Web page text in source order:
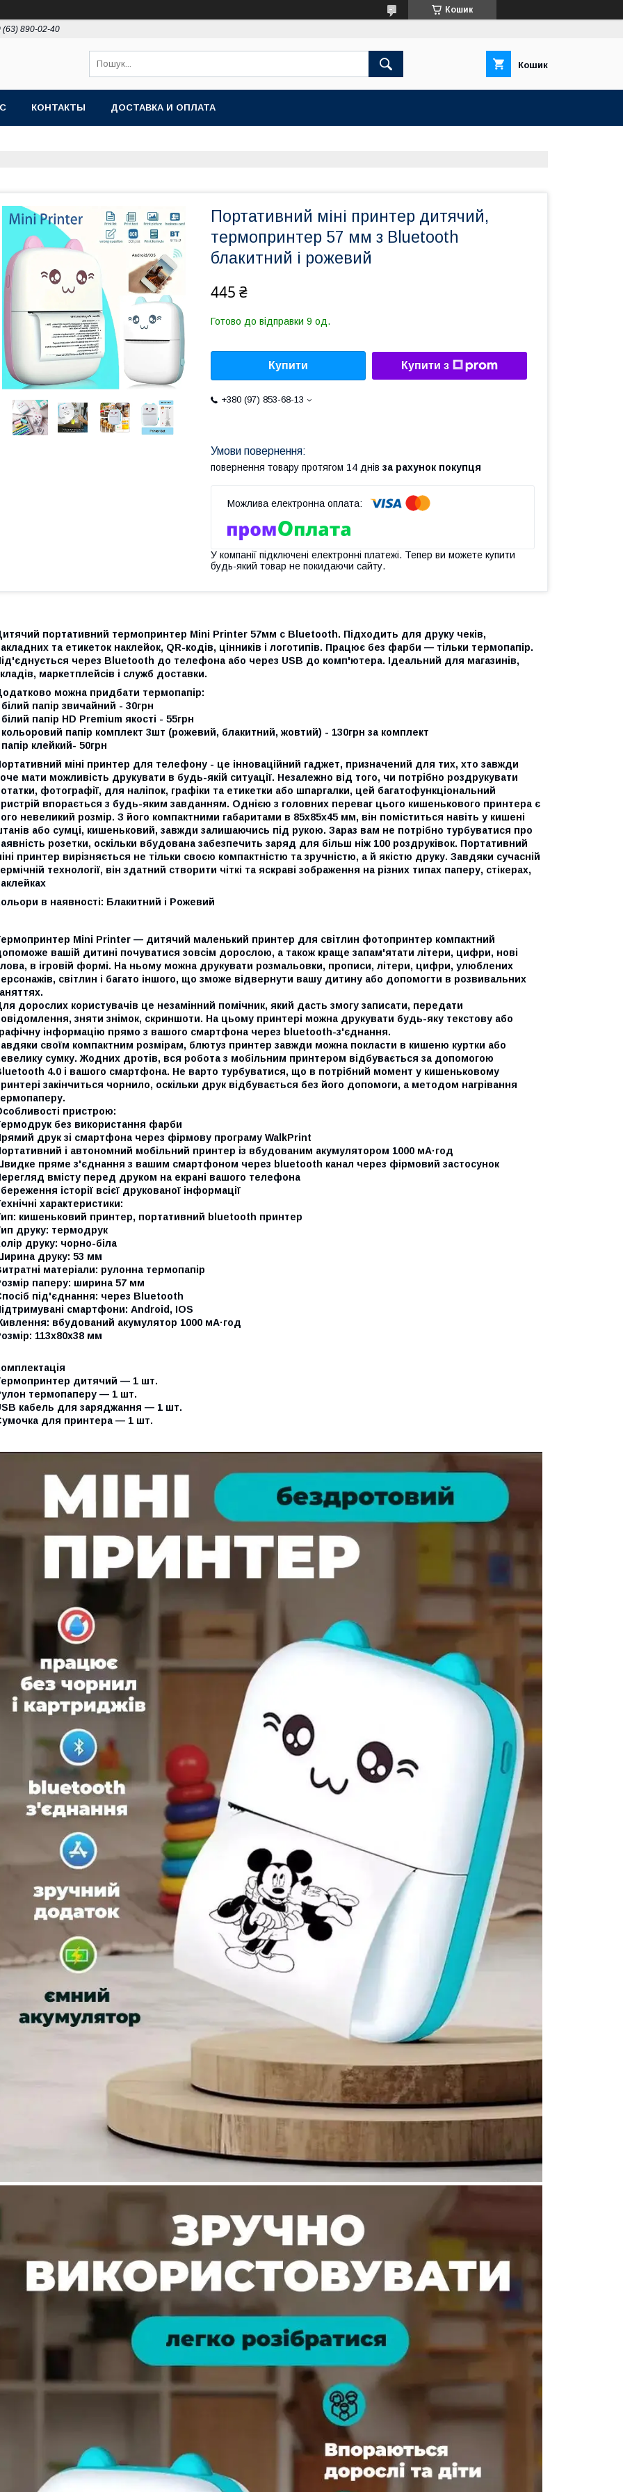
Кошик
(63) 890-02-40
Кошик
КОНТАКТЫ ДОСТАВКА И ОПЛАТА
Портативний міні принтер дитячий,
термопринтер 57 мм з Bluetooth
блакитний і рожевий
445 ₴
Готово до відправки 9 од.
Купити Купити з
+380 (97) 853-68-13
повернення товару протягом 14 днів за рахунок покупця
У компанії підключені електронні платежі. Тепер ви можете купити
будь-який товар не покидаючи сайту.
портативний термопринтер Mini Printer 57мм с Bluetooth. Підходить для друку чеків,
та етикеток наклейок, QR-кодів, цінників і логотипів. Працює без фарби — тільки термопапір.
через Bluetooth до телефона або через USB до комп'ютера. Ідеальний для магазинів,
маркетплейсів і служб доставки.
можна придбати термопапір:
папір звичайний - 30грн
папір HD Premium якості - 55грн
папір комплект 3шт (рожевий, блакитний, жовтий) - 130грн за комплект
клейкий- 50грн
міні принтер для телефону - це інноваційний гаджет, призначений для тих, хто завжди
мати можливість друкувати в будь-якій ситуації. Незалежно від того, чи потрібно роздрукувати
фотографії, для наліпок, графіки та етикетки або шпаргалки, цей багатофункціональний
впорається з будь-яким завданням. Однією з головних переваг цього кишенькового принтера є
невеликий розмір. З його компактними габаритами в 85х85х45 мм, він поміститься навіть у кишені
або сумці, кишеньковий, завжди залишаючись під рукою. Зараз вам не потрібно турбуватися про
розетки, оскільки вбудована забезпечить заряд для більш ніж 100 роздруківок. Портативний
принтер вирізняється не тільки своєю компактністю та зручністю, а й якістю друку. Завдяки сучасній
технології, він здатний створити чіткі та яскраві зображення на різних типах паперу, стікерах,
в наявності: Блакитний і Рожевий
Mini Printer — дитячий маленький принтер для світлин фотопринтер компактний
вашій дитині почуватися зовсім дорослою, а також краще запам'ятати літери, цифри, нові
в ігровій формі. На ньому можна друкувати розмальовки, прописи, літери, цифри, улюблених
світлин і багато іншого, що зможе відвернути вашу дитину або допомогти в розвивальних
дорослих користувачів це незамінний помічник, який дасть змогу записати, передати
зняти знімок, скриншоти. На цьому принтері можна друкувати будь-яку текстову або
інформацію прямо з вашого смартфона через bluetooth-з'єднання.
своїм компактним розмірам, блютуз принтер завжди можна покласти в кишеню куртки або
сумку. Жодних дротів, вся робота з мобільним принтером відбувається за допомогою
4.0 і вашого смартфона. Не варто турбуватися, що в потрібний момент у кишеньковому
закінчиться чорнило, оскільки друк відбувається без його допомоги, а методом нагрівання
пристрою:
без використання фарби
друк зі смартфона через фірмову програму WalkPrint
і автономний мобільний принтер із вбудованим акумулятором 1000 мА·год
пряме з'єднання з вашим смартфоном через bluetooth канал через фірмовий застосунок
вмісту перед друком на екрані вашого телефона
історії всієї друкованої інформації
характеристики:
кишеньковий принтер, портативний bluetooth принтер
друку: термодрук
друку: чорно-біла
друку: 53 мм
матеріали: рулонна термопапір
паперу: ширина 57 мм
під'єднання: через Bluetooth
смартфони: Android, IOS
вбудований акумулятор 1000 мА·год
113x80x38 мм
дитячий — 1 шт.
термопаперу — 1 шт.
кабель для заряджання — 1 шт.
для принтера — 1 шт.